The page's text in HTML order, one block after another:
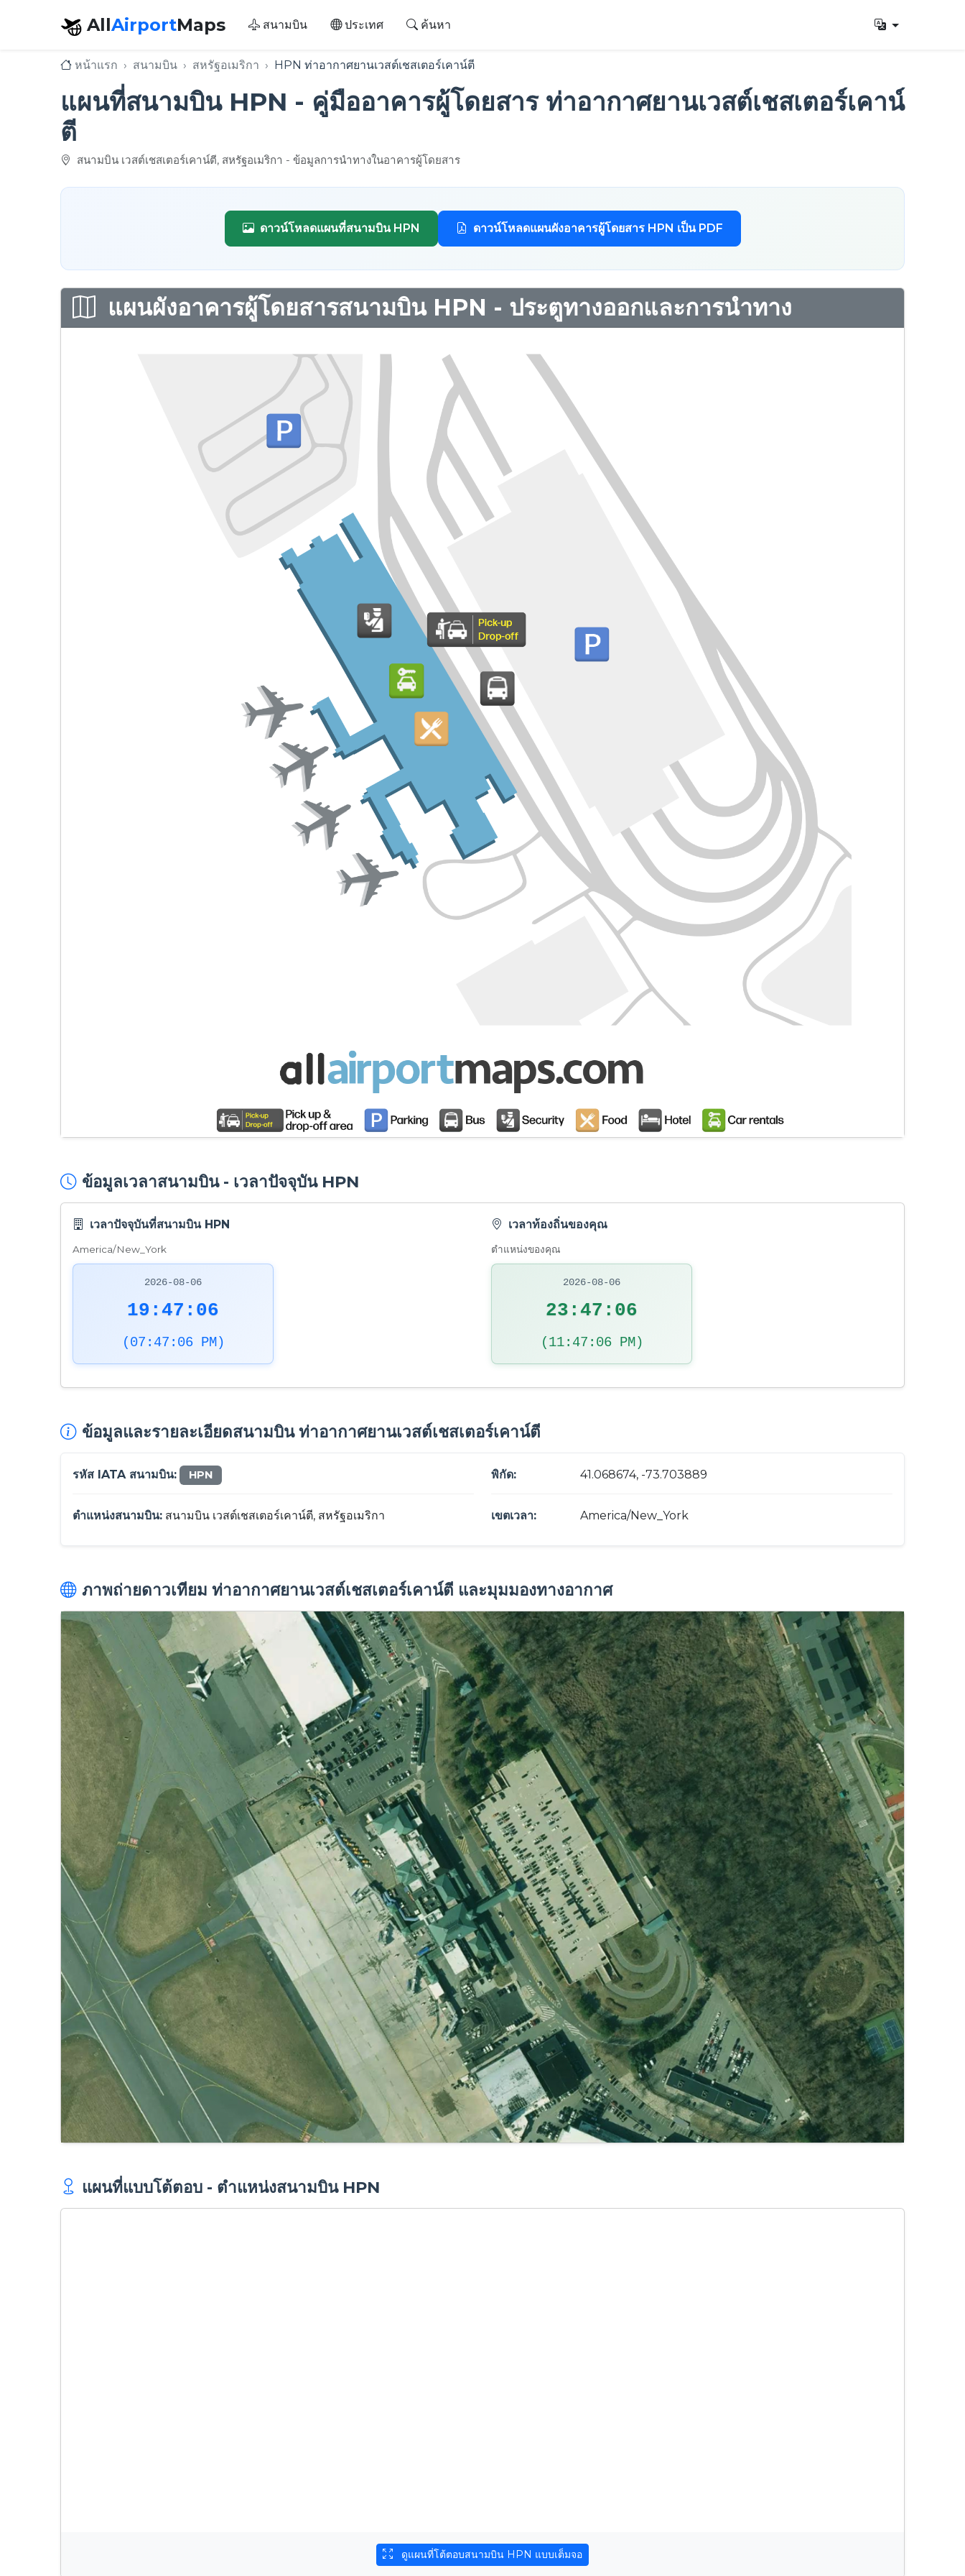
AllAirportMaps สนามบิน ประเทศ ค้นหา
หน้าแรก สนามบิน สหรัฐอเมริกา HPN ท่าอากาศยานเวสต์เชสเตอร์เคาน์ตี
แผนที่สนามบิน HPN - คู่มืออาคารผู้โดยสาร ท่าอากาศยานเวสต์เชสเตอร์เคาน์
ตี
สนามบิน เวสต์เชสเตอร์เคาน์ตี, สหรัฐอเมริกา - ข้อมูลการนำทางในอาคารผู้โดยสาร
ดาวน์โหลดแผนที่สนามบิน HPN ดาวน์โหลดแผนผังอาคารผู้โดยสาร HPN เป็น PDF
แผนผังอาคารผู้โดยสารสนามบิน HPN - ประตูทางออกและการนำทาง
ข้อมูลเวลาสนามบิน - เวลาปัจจุบัน HPN
เวลาปัจจุบันที่สนามบิน HPN
America/New_York
2026-08-06
19:47:07
(07:47:07 PM)
เวลาท้องถิ่นของคุณ
ตำแหน่งของคุณ
2026-08-06
23:47:07
(11:47:07 PM)
ข้อมูลและรายละเอียดสนามบิน ท่าอากาศยานเวสต์เชสเตอร์เคาน์ตี
รหัส IATA สนามบิน: HPN
ตำแหน่งสนามบิน: สนามบิน เวสต์เชสเตอร์เคาน์ตี, สหรัฐอเมริกา
พิกัด: 41.068674, -73.703889
เขตเวลา: America/New_York
ภาพถ่ายดาวเทียม ท่าอากาศยานเวสต์เชสเตอร์เคาน์ตี และมุมมองทางอากาศ
แผนที่แบบโต้ตอบ - ตำแหน่งสนามบิน HPN
ดูแผนที่โต้ตอบสนามบิน HPN แบบเต็มจอ